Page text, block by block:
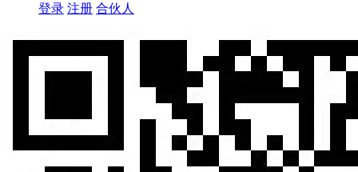
登录 注册 合伙人